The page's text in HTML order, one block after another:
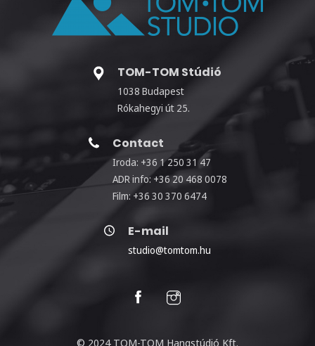
TOM-TOM Stúdió
1038 Budapest
Rókahegyi út 25.
Contact
Iroda: +36 1 250 31 47
ADR info: +36 20 468 0078
Film: +36 30 370 6474
E-mail
studio@tomtom.hu
© 2024 TOM-TOM Hangstúdió Kft.